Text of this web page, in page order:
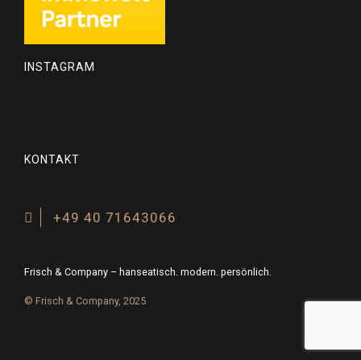
INSTAGRAM
KONTAKT
+49 40 71643066
Frisch & Company – hanseatisch. modern. persönlich.
© Frisch & Company, 2025